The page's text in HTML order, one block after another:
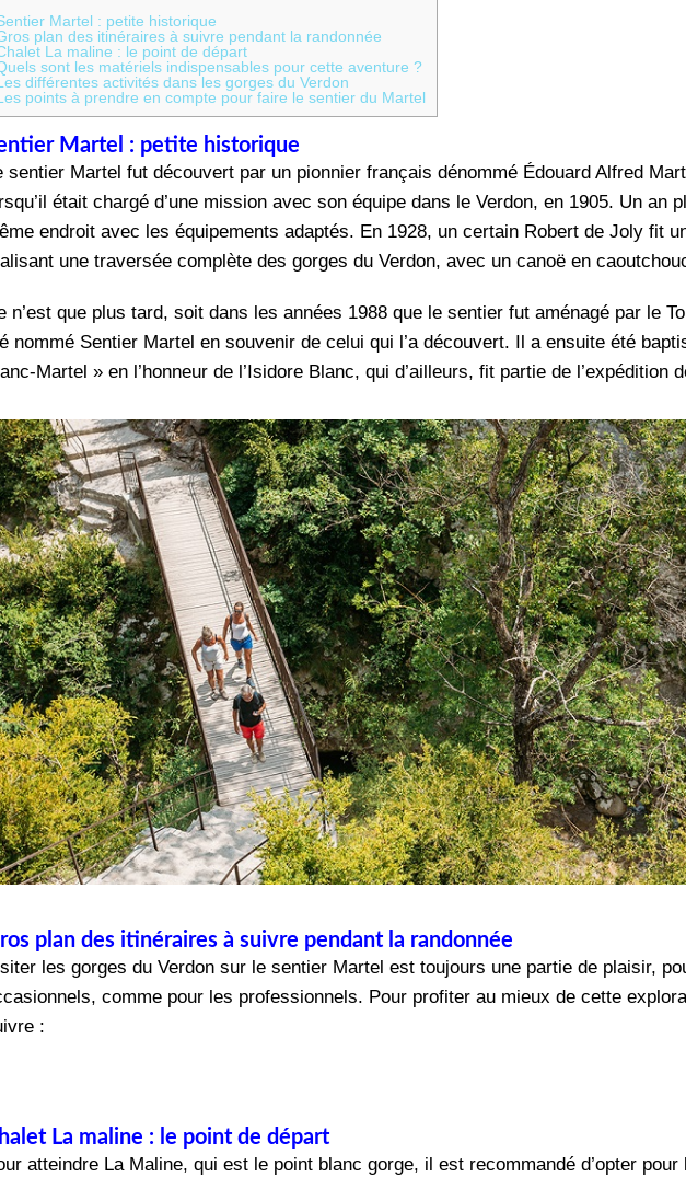
Martel : petite historique
plan des itinéraires à suivre pendant la randonnée
La maline : le point de départ
sont les matériels indispensables pour cette aventure ?
différentes activités dans les gorges du Verdon
points à prendre en compte pour faire le sentier du Martel
Martel : petite historique
sentier Martel fut découvert par un pionnier français dénommé Édouard Alfred
était chargé d’une mission avec son équipe dans le Verdon, en 1905. Un an
endroit avec les équipements adaptés. En 1928, un certain Robert de Joly fit
une traversée complète des gorges du Verdon, avec un canoë en
n’est que plus tard, soit dans les années 1988 que le sentier fut aménagé par le
nommé Sentier Martel en souvenir de celui qui l’a découvert. Il a ensuite été
Martel » en l’honneur de l’Isidore Blanc, qui d’ailleurs, fit partie de l’expédition
plan des itinéraires à suivre pendant la randonnée
les gorges du Verdon sur le sentier Martel est toujours une partie de plaisir,
comme pour les professionnels. Pour profiter au mieux de cette
:
La maline : le point de départ
atteindre La Maline, qui est le point blanc gorge, il est recommandé d’opter